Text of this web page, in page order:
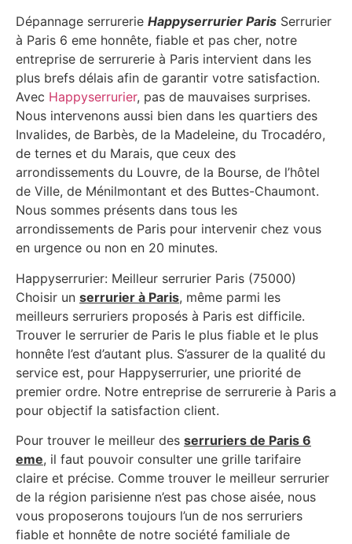
Dépannage serrurerie Happyserrurier Paris Serrurier
à Paris 6 eme honnête, fiable et pas cher, notre
entreprise de serrurerie à Paris intervient dans les
plus brefs délais afin de garantir votre satisfaction.
Avec Happyserrurier, pas de mauvaises surprises.
Nous intervenons aussi bien dans les quartiers des
Invalides, de Barbès, de la Madeleine, du Trocadéro,
de ternes et du Marais, que ceux des
arrondissements du Louvre, de la Bourse, de l’hôtel
de Ville, de Ménilmontant et des Buttes-Chaumont.
Nous sommes présents dans tous les
arrondissements de Paris pour intervenir chez vous
en urgence ou non en 20 minutes.
Happyserrurier: Meilleur serrurier Paris (75000)
Choisir un serrurier à Paris, même parmi les
meilleurs serruriers proposés à Paris est difficile.
Trouver le serrurier de Paris le plus fiable et le plus
honnête l’est d’autant plus. S’assurer de la qualité du
service est, pour Happyserrurier, une priorité de
premier ordre. Notre entreprise de serrurerie à Paris a
pour objectif la satisfaction client.
Pour trouver le meilleur des serruriers de Paris 6
eme, il faut pouvoir consulter une grille tarifaire
claire et précise. Comme trouver le meilleur serrurier
de la région parisienne n’est pas chose aisée, nous
vous proposerons toujours l’un de nos serruriers
fiable et honnête de notre société familiale de